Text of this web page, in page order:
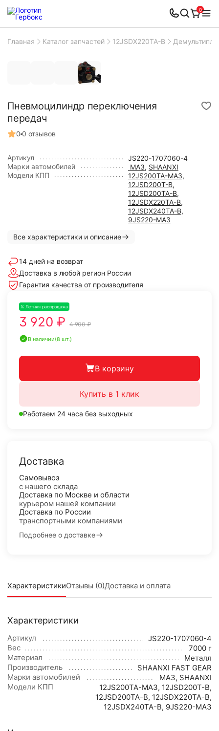
0
Главная Каталог запчастей 12JSDX220TA-B
Пневмоцилиндр переключения
передач
0 0 отзывов
Артикул
JS220-1707060-4
Марки автомобилей
МАЗ, SHAANXI
Модели КПП
12JS200TA-МАЗ,
12JSD200T-B,
12JSD200TA-B,
12JSDX220TA-B,
12JSDX240TA-B,
9JS220-МАЗ
Все характеристики и описание
14 дней на возврат
Доставка в любой регион России
Гарантия качества от производителя
% Летняя распродажа
3 920 ₽ 4 900 ₽
В наличии(8 шт.)
В корзину
Купить в 1 клик
Работаем 24 часа без выходных
Доставка
Самовывоз
с нашего склада
Доставка по Москве и области
курьером нашей компании
Доставка по России
транспортными компаниями
Подробнее о доставке
ХарактеристикиОтзывы (0)Доставка и оплата
Характеристики
Артикул
JS220-1707060-4
Вес
7000 г
Материал
Металл
Производитель
SHAANXI FAST GEAR
Марки автомобилей
МАЗ, SHAANXI
Модели КПП
12JS200TA-МАЗ, 12JSD200T-B,
12JSD200TA-B, 12JSDX220TA-B,
12JSDX240TA-B, 9JS220-МАЗ